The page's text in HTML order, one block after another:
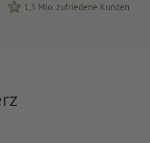
1,3 Mio. zufriedene Kunden